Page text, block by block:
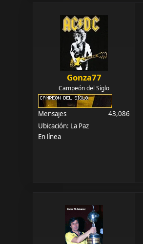
Gonza77
Campeón del Siglo
Mensajes
43,086
Ubicación: La Paz
En línea